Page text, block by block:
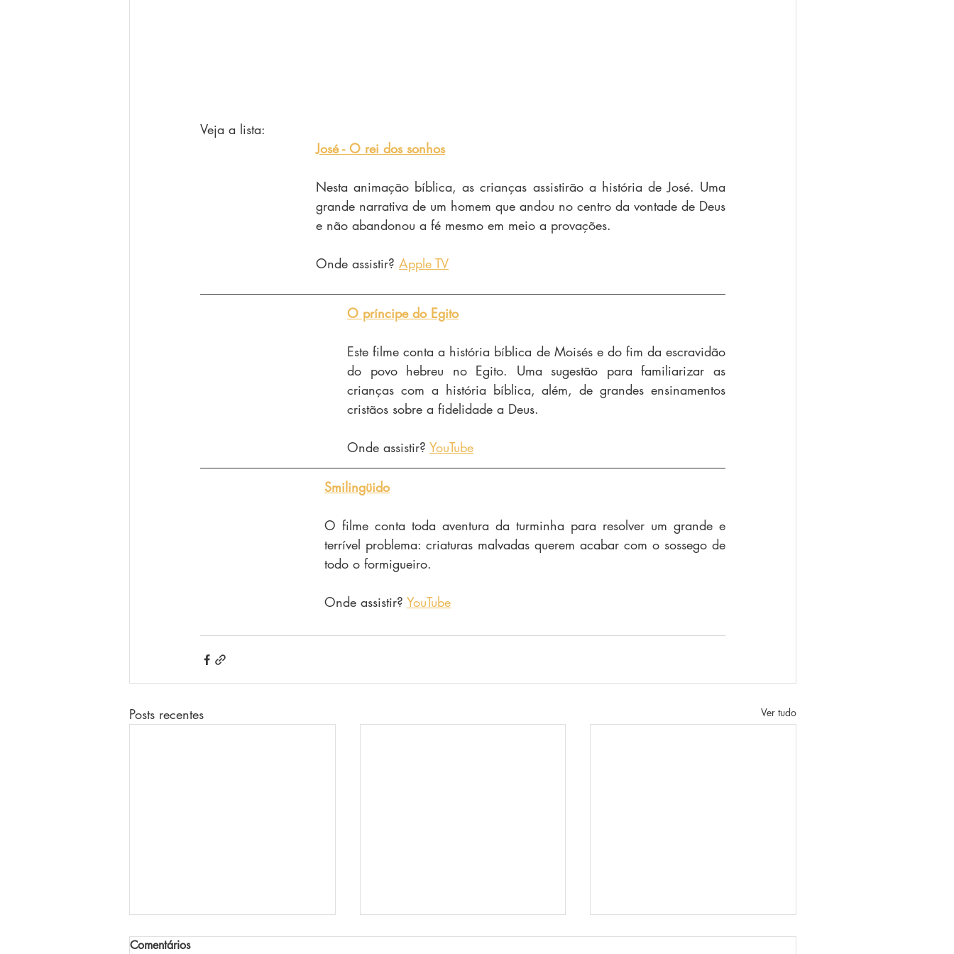
Veja a lista:
José - O rei dos sonhos
Nesta animação bíblica, as crianças assistirão a história de José. Uma
grande narrativa de um homem que andou no centro da vontade de Deus
e não abandonou a fé mesmo em meio a provações.
Onde assistir? Apple TV
O príncipe do Egito
Este filme conta a história bíblica de Moisés e do fim da escravidão
do povo hebreu no Egito. Uma sugestão para familiarizar as
crianças com a história bíblica, além, de grandes ensinamentos
cristãos sobre a fidelidade a Deus.
Onde assistir? YouTube
Smilingüido
O filme conta toda aventura da turminha para resolver um grande e
terrível problema: criaturas malvadas querem acabar com o sossego de
todo o formigueiro.
Onde assistir? YouTube
Posts recentes Ver tudo
Comentários